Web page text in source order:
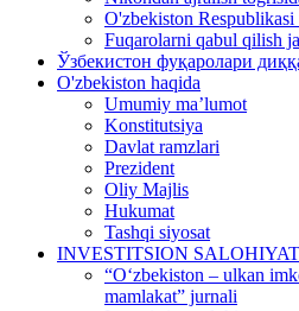
O'zbekiston
Fuqarolarni qabul qilish
Ўзбекистон фуқаролари
O'zbekiston haqida
Umumiy ma’lumot
Konstitutsiya
Davlat ramzlari
Prezident
Oliy Majlis
Hukumat
Tashqi siyosat
INVESTITSION SALOHIYAT
“Oʻzbekiston – ulkan
mamlakat” jurnali